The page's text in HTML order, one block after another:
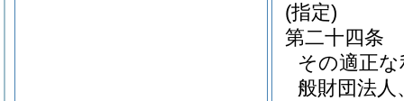
(指定)
第二十四条
その適正
般財団法人